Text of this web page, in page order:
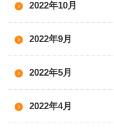
2022年10月
2022年9月
2022年5月
2022年4月